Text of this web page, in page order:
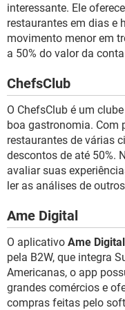
interessante. Ele
restaurantes em dias e
movimento menor em
a 50% do valor da
ChefsClub
O ChefsClub é um
boa gastronomia. Com
restaurantes de várias
descontos de até 50%.
avaliar suas
ler as análises de
Ame Digital
O aplicativo Ame Digital
pela B2W, que integra
Americanas, o app
grandes comércios e
compras feitas pelo